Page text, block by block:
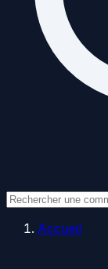
Accueil